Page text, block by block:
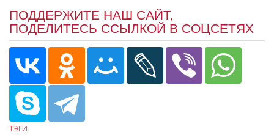
ПОДДЕРЖИТЕ НАШ САЙТ,
ПОДЕЛИТЕСЬ ССЫЛКОЙ В СОЦСЕТЯХ
ТЭГИ